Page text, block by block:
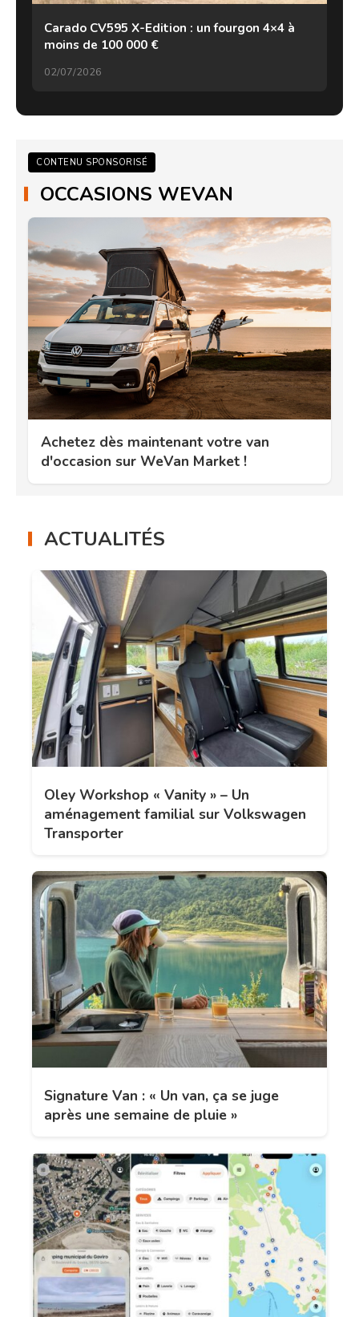
Carado CV595 X-Edition : un fourgon 4×4 à
moins de 100 000 €
02/07/2026
CONTENU SPONSORISÉ
OCCASIONS WEVAN
Achetez dès maintenant votre van
d'occasion sur WeVan Market !
ACTUALITÉS
Oley Workshop « Vanity » – Un
aménagement familial sur Volkswagen
Transporter
Signature Van : « Un van, ça se juge
après une semaine de pluie »